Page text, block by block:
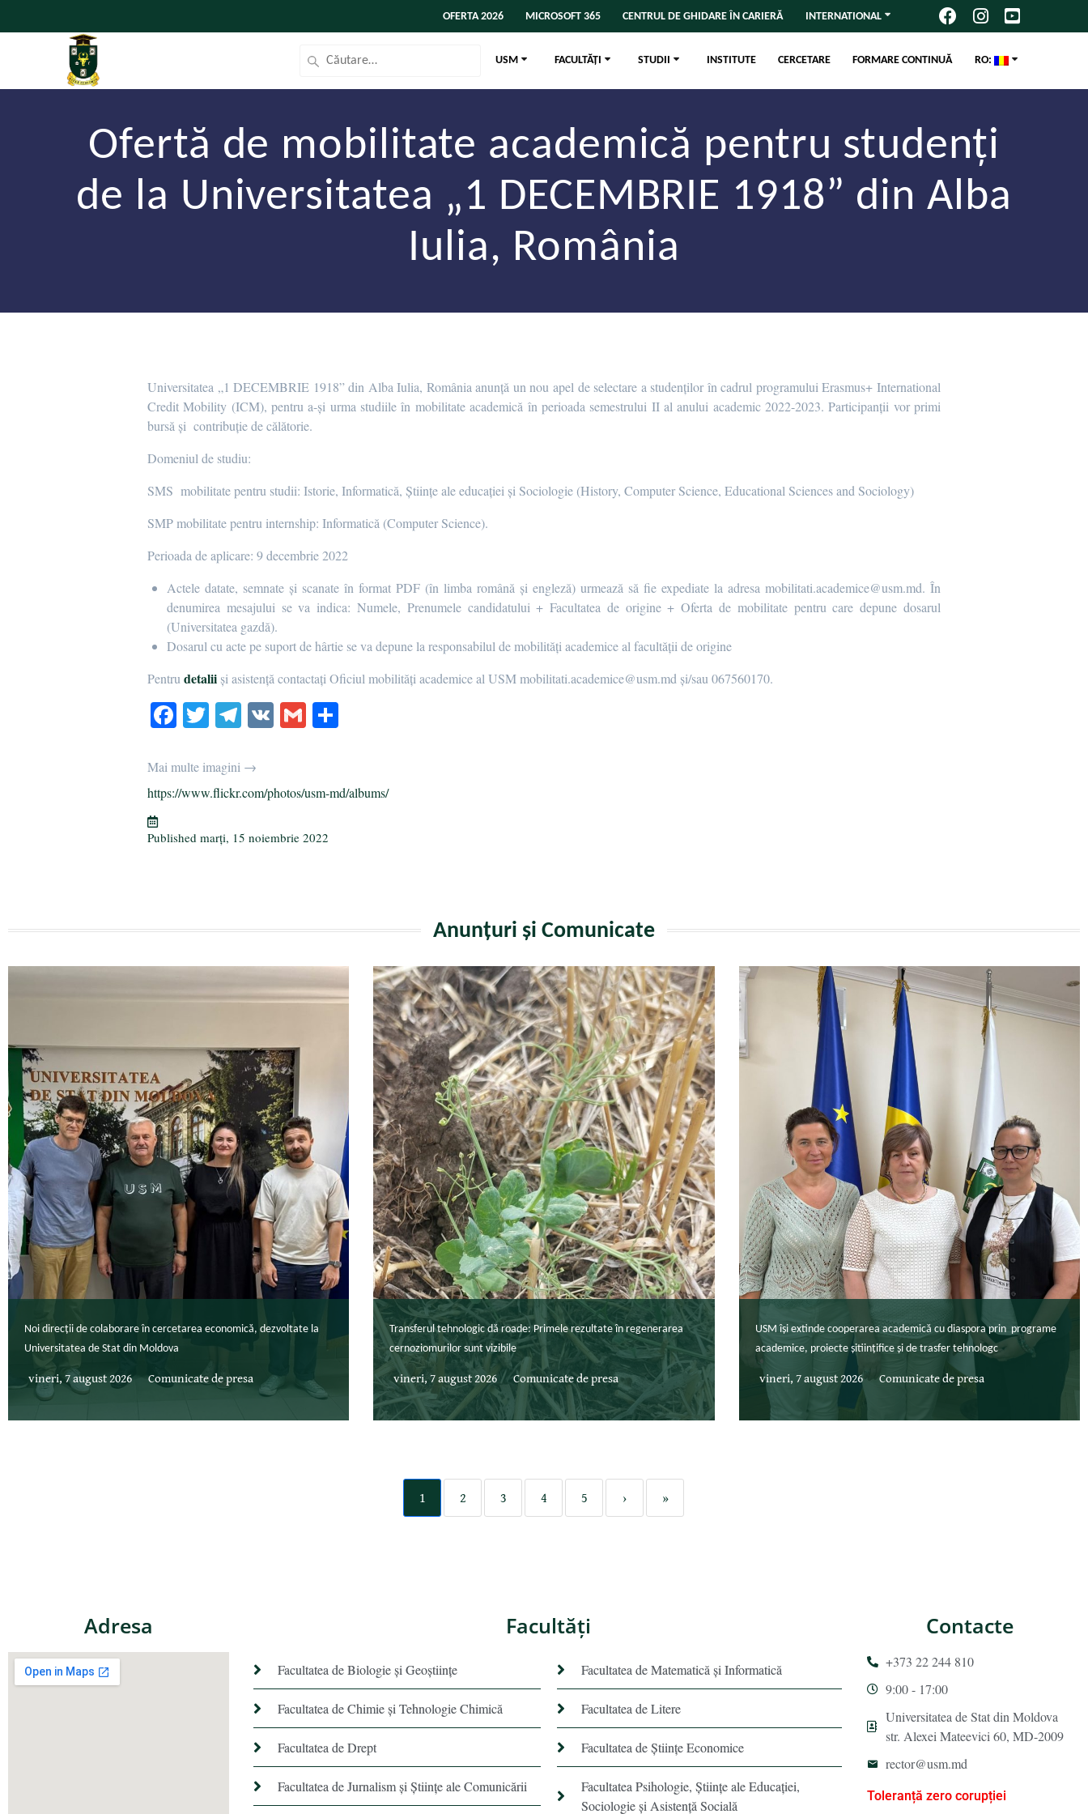
OFERTA 2026 MICROSOFT 365 CENTRUL DE GHIDARE ÎN CARIERĂ INTERNATIONAL
USM FACULTĂȚI STUDII INSTITUTE CERCETARE FORMARE CONTINUĂ RO:
Ofertă de mobilitate academică pentru studenți
de la Universitatea „1 DECEMBRIE 1918” din Alba
Iulia, România
Universitatea „1 DECEMBRIE 1918” din Alba Iulia, România anunță un nou apel de selectare a studenților în cadrul programului Erasmus+ International
Credit Mobility (ICM), pentru a-și urma studiile în mobilitate academică în perioada semestrului II al anului academic 2022-2023. Participanții vor primi
bursă și contribuție de călătorie.
Domeniul de studiu:
SMS mobilitate pentru studii: Istorie, Informatică, Științe ale educației și Sociologie (History, Computer Science, Educational Sciences and Sociology)
SMP mobilitate pentru internship: Informatică (Computer Science).
Perioada de aplicare: 9 decembrie 2022
Actele datate, semnate și scanate în format PDF (în limba română și engleză) urmează să fie expediate la adresa mobilitati.academice@usm.md. În
denumirea mesajului se va indica: Numele, Prenumele candidatului + Facultatea de origine + Oferta de mobilitate pentru care depune dosarul
(Universitatea gazdă).
Dosarul cu acte pe suport de hârtie se va depune la responsabilul de mobilități academice al facultății de origine
Pentru detalii și asistență contactați Oficiul mobilități academice al USM mobilitati.academice@usm.md și/sau 067560170.
Fa
bo
ok
T
tte
r
Te
gr
a
V G
ea
Mai multe imagini →
https://www.flickr.com/photos/usm-md/albums/
Published marți, 15 noiembrie 2022
Anunțuri și Comunicate
Noi direcții de colaborare în cercetarea economică, dezvoltate la
Universitatea de Stat din Moldova
vineri, 7 august 2026 Comunicate de presa
Transferul tehnologic dă roade: Primele rezultate în regenerarea
cernoziomurilor sunt vizibile
vineri, 7 august 2026 Comunicate de presa
USM își extinde cooperarea academică cu diaspora prin programe
academice, proiecte șitiințifice și de trasfer tehnologc
vineri, 7 august 2026 Comunicate de presa
1 2 3 4 5 › »
Adresa Facultăţi
Facultatea de Biologie și Geoștiințe
Facultatea de Chimie şi Tehnologie Chimică
Facultatea de Drept
Facultatea de Jurnalism şi Ştiinţe ale Comunicării
Facultatea de Matematică şi Informatică
Facultatea de Litere
Facultatea de Științe Economice
Facultatea Psihologie, Ştiinţe ale Educaţiei,
Sociologie și Asistență Socială
Contacte
+373 22 244 810
9:00 - 17:00
Universitatea de Stat din Moldova
str. Alexei Mateevici 60, MD-2009
rector@usm.md
Toleranță zero corupției